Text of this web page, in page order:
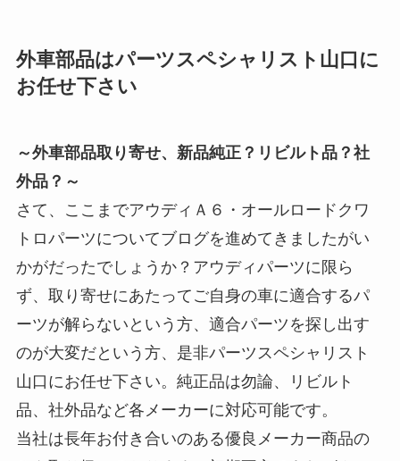
外車部品はパーツスペシャリスト山口に
お任せ下さい
～外車部品取り寄せ、新品純正？リビルト品？社
外品？～
さて、ここまでアウディＡ６・オールロードクワ
トロパーツについてブログを進めてきましたがい
かがだったでしょうか？アウディパーツに限ら
ず、取り寄せにあたってご自身の車に適合するパ
ーツが解らないという方、適合パーツを探し出す
のが大変だという方、是非パーツスペシャリスト
山口にお任せ下さい。純正品は勿論、リビルト
品、社外品など各メーカーに対応可能です。
当社は長年お付き合いのある優良メーカー商品の